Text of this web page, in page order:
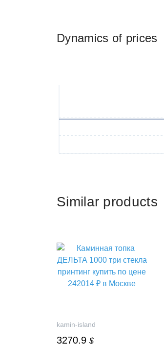
Dynamics of prices
Similar products
kamin-island
3270.9 $